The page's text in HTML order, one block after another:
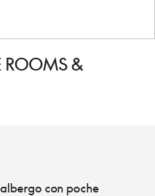
ROOMS &
con poche